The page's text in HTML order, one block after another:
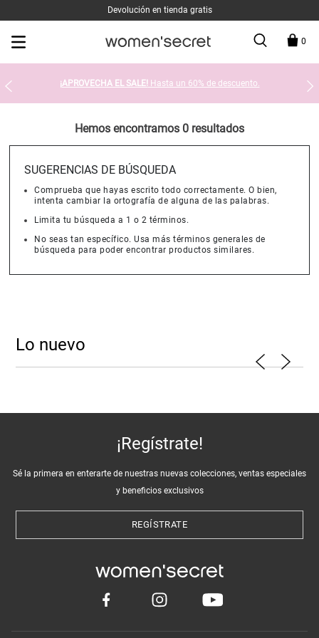
Devolución en tienda gratis
0
¡APROVECHA EL SALE! Hasta un 60% de descuento.
Hemos encontramos 0 resultados
SUGERENCIAS DE BÚSQUEDA
Comprueba que hayas escrito todo correctamente. O bien,
intenta cambiar la ortografía de alguna de las palabras.
Limita tu búsqueda a 1 o 2 términos.
No seas tan específico. Usa más términos generales de
búsqueda para poder encontrar productos similares.
Lo nuevo
¡Regístrate!
Sé la primera en enterarte de nuestras nuevas colecciones, ventas especiales
y beneficios exclusivos
REGÍSTRATE